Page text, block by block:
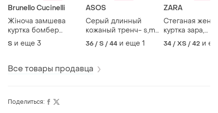
Brunello Cucinelli
Жіноча замшева
куртка бомбер
brunello cucinelli
S и еще 3
ASOS
Серый длинный
кожаный тренч- s,m.
плащовка, плащ на
пояс, пальто
36 / S / 44 и еще 1
ZARA
Стеганая
куртка зара,
стьобане
плащ
34 / XS / 42 и
Все товары продавца
Поделиться: